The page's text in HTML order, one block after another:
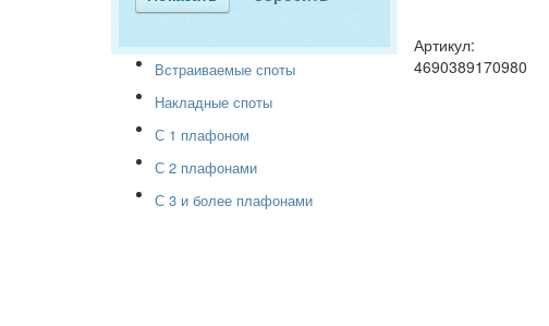
Встраиваемые споты
Накладные споты
С 1 плафоном
С 2 плафонами
С 3 и более плафонами
Артикул:
4690389170980